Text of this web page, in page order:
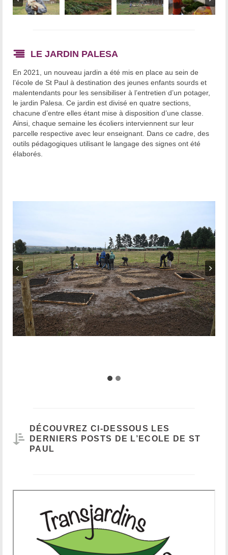
LE JARDIN PALESA
En 2021, un nouveau jardin a été mis en place au sein de
l’école de St Paul à destination des jeunes enfants sourds et
malentendants pour les sensibiliser à l’entretien d’un potager,
le jardin Palesa. Ce jardin est divisé en quatre sections,
chacune d’entre elles étant mise à disposition d’une classe.
Ainsi, chaque semaine les écoliers interviennent sur leur
parcelle respective avec leur enseignant. Dans ce cadre, des
outils pédagogiques utilisant le langage des signes ont été
élaborés.
DÉCOUVREZ CI-DESSOUS LES
DERNIERS POSTS DE L’ECOLE DE ST
PAUL